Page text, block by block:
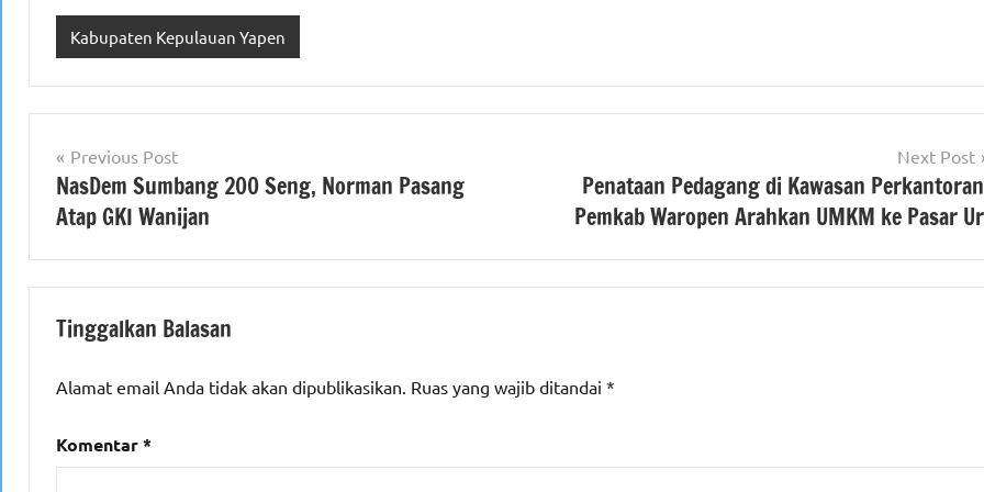
Kabupaten Kepulauan Yapen
Navigasi
pos
Previous Post
NasDem Sumbang 200 Seng, Norman Pasang
Atap GKI Wanijan
Next Post
Penataan Pedagang di Kawasan
Pemkab Waropen Arahkan UMKM ke Pasar
Tinggalkan Balasan
Alamat email Anda tidak akan dipublikasikan. Ruas yang wajib ditandai *
Komentar*